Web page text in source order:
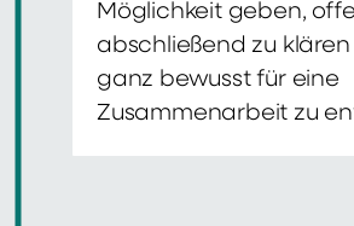
Möglichkeit geben,
abschließend zu
ganz bewusst für eine
Zusammenarbeit zu